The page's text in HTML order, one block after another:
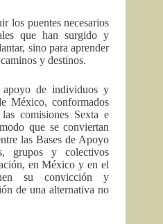
los puentes necesarios
que han surgido y
sino para aprender
y destinos.
apoyo de individuos y
México, conformados
comisiones Sexta e
que se conviertan
las Bases de Apoyo
grupos y colectivos
en México y en el
su convicción y
de una alternativa no